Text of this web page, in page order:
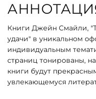
Книги Джейн Смайли,
удачи" в уникальном
индивидуальным
страниц тонированы,
книги будут
увлекающемуся